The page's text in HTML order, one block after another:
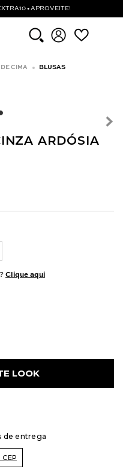
• APROVEITE!
CIMA BLUSAS
ARDÓSIA
Clique aqui
LOOK
de entrega